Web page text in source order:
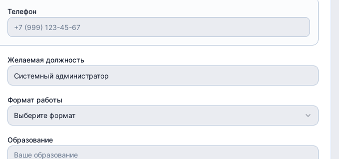
Телефон
Желаемая должность
Формат работы
Выберите формат
Образование